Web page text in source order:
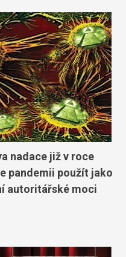
nadace již v roce
pandemii použít jako
autoritářské moci